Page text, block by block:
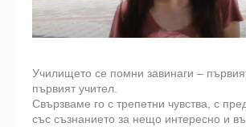
Училището се помни завинаги –
първият учител.
Свързваме го с трепетни чувства, с
със съзнанието за нещо интересно и